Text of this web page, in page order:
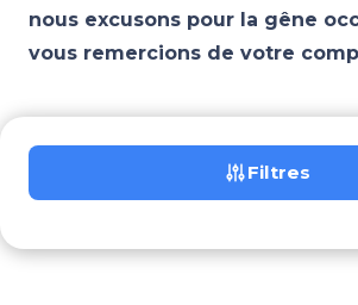
nous excusons pour la gêne
vous remercions de votre
Filtres